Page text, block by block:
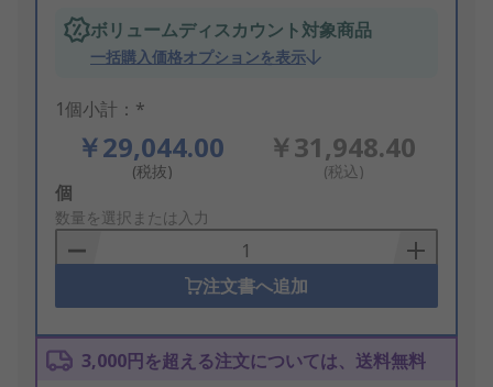
ボリュームディスカウント対象商品
一括購入価格オプションを表示
1個小計：*
￥29,044.00
(税抜)
￥31,948.40
(税込)
Add
to
Basket
個
数量を選択または入力
注文書へ追加
3,000円を超える注文については、送料無料